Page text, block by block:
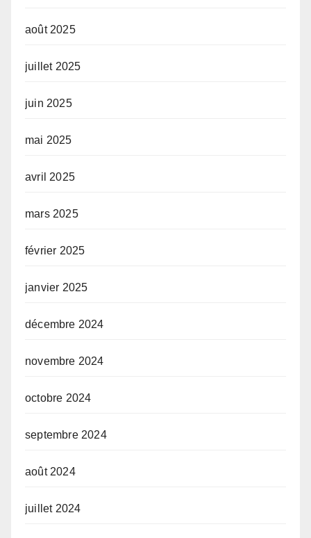
août 2025
juillet 2025
juin 2025
mai 2025
avril 2025
mars 2025
février 2025
janvier 2025
décembre 2024
novembre 2024
octobre 2024
septembre 2024
août 2024
juillet 2024